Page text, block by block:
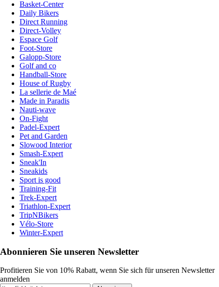
Basket-Center
Daily Bikers
Direct Running
Direct-Volley
Espace Golf
Foot-Store
Galopp-Store
Golf and co
Handball-Store
House of Rugby
La sellerie de Maé
Made in Paradis
Nauti-wave
On-Fight
Padel-Expert
Pet and Garden
Slowood Interior
Smash-Expert
Sneak'In
Sneakids
Sport is good
Training-Fit
Trek-Expert
Triathlon-Expert
TripNBikers
Vélo-Store
Winter-Expert
Abonnieren Sie unseren Newsletter
Profitieren Sie von 10% Rabatt, wenn Sie sich für unseren Newsletter
anmelden